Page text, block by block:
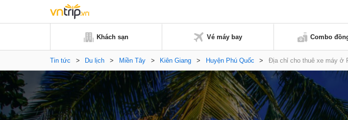
Khách sạn Vé máy bay Combo
Tin tức > Du lịch > Miền Tây > Kiên Giang > Huyện Phú Quốc > Địa chỉ cho thuê xe máy ở